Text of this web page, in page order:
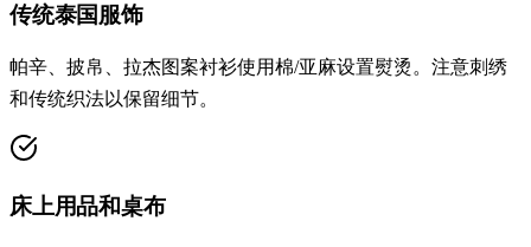
传统泰国服饰
帕辛、披帛、拉杰图案衬衫使用棉/亚麻设置熨烫。注意刺绣
和传统织法以保留细节。
床上用品和桌布